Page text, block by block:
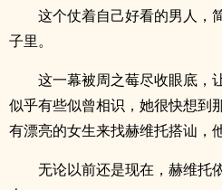
这个仗着自己好看的男人，
子里。
这一幕被周之莓尽收眼底，
似乎有些似曾相识，她很快想到
有漂亮的女生来找赫维托搭讪，
无论以前还是现在，赫维托